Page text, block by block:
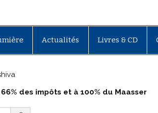
Actualités Livres & CD
des impôts et à 100% du Maasser